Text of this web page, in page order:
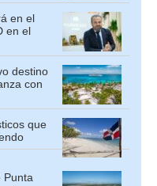
en el
en el
destino
con
que
Punta